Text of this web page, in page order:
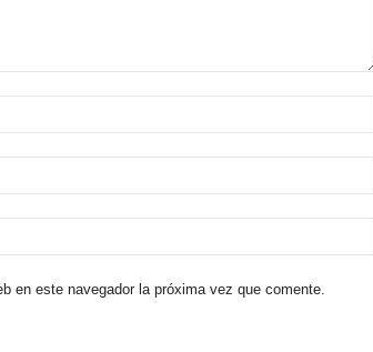
en este navegador la próxima vez que comente.